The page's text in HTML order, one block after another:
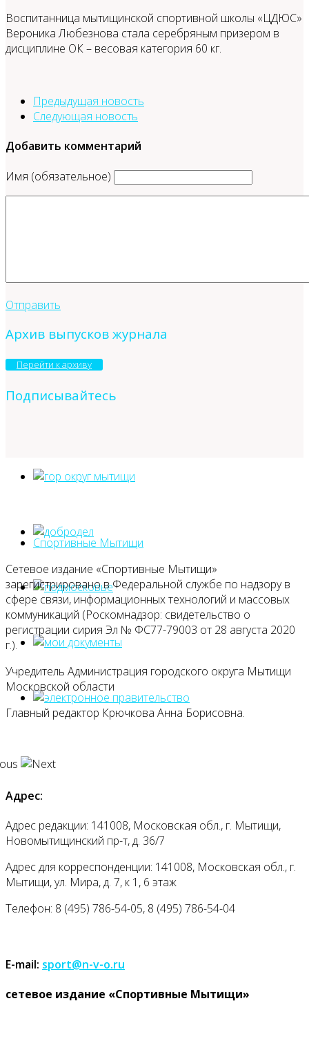
Воспитанница мытищинской спортивной школы «ЦДЮС»
Вероника Любезнова стала серебряным призером в
дисциплине ОК – весовая категория 60 кг.
Предыдущая новость
Следующая новость
Добавить комментарий
Имя (обязательное)
Отправить
Архив выпусков журнала
Перейти к архиву
Подписывайтесь
Спортивные Мытищи
Сетевое издание «Спортивные Мытищи»
зарегистрировано в Федеральной службе по надзору в
сфере связи, информационных технологий и массовых
коммуникаций (Роскомнадзор: свидетельство о
регистрации сирия Эл № ФС77-79003 от 28 августа 2020
г.).
Учредитель Администрация городского округа Мытищи
Московской области
Главный редактор Крючкова Анна Борисовна.
Адрес:
Адрес редакции: 141008, Московская обл., г. Мытищи,
Новомытищинский пр-т, д. 36/7
Адрес для корреспонденции: 141008, Московская обл., г.
Мытищи, ул. Мира, д. 7, к 1, 6 этаж
Телефон: 8 (495) 786-54-05, 8 (495) 786-54-04
E-mail: sport@n-v-o.ru
cетевое издание «Спортивные Мытищи»